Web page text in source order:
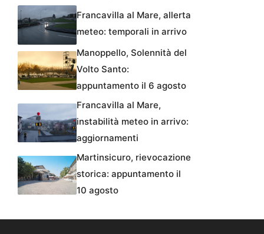
Francavilla al Mare, allerta
meteo: temporali in arrivo
Manoppello, Solennità del
Volto Santo:
appuntamento il 6 agosto
Francavilla al Mare,
instabilità meteo in arrivo:
aggiornamenti
Martinsicuro, rievocazione
storica: appuntamento il
10 agosto